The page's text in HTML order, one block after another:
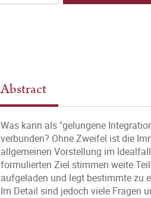
Abstract
Was kann als "gelungene
verbunden? Ohne Zweifel ist die
allgemeinen Vorstellung im
formulierten Ziel stimmen weite
aufgeladen und legt bestimmte zu
Im Detail sind jedoch viele Fragen